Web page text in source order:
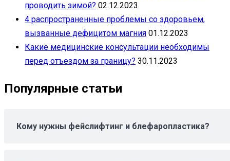
проводить зимой? 02.12.2023
4 распространенные проблемы со здоровьем,
вызванные дефицитом магния 01.12.2023
Какие медицинские консультации необходимы
перед отъездом за границу? 30.11.2023
Популярные статьи
Кому нужны фейслифтинг и блефаропластика?